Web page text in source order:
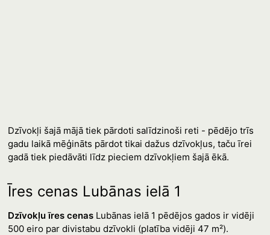
Dzīvokļi šajā mājā tiek pārdoti salīdzinoši reti - pēdējo trīs
gadu laikā mēģināts pārdot tikai dažus dzīvokļus, taču īrei
gadā tiek piedāvāti līdz pieciem dzīvokļiem šajā ēkā.
Īres cenas Lubānas ielā 1
Dzīvokļu īres cenasLubānas ielā 1 pēdējos gados ir vidēji
500 eiro par divistabu dzīvokli (platība vidēji 47 m²).